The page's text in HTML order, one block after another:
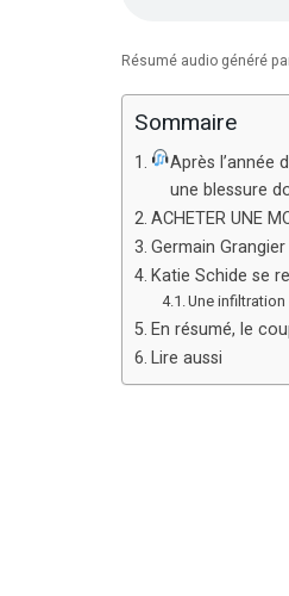
Résumé audio généré
Sommaire
Après l’année
une blessure
ACHETER UNE
Germain
Katie Schide se
Une
En résumé, le
Lire aussi